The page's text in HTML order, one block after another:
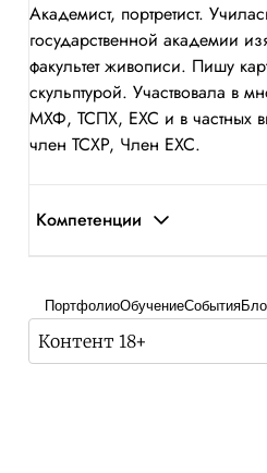
Академист, портретист.
государственной академии
факультет живописи. Пишу
скульптурой. Участвовала в
МХФ, ТСПХ, ЕХС и в частных
член ТСХР, Член ЕХС.
Компетенции
ПортфолиоОбучениеСобытия
Контент 18+